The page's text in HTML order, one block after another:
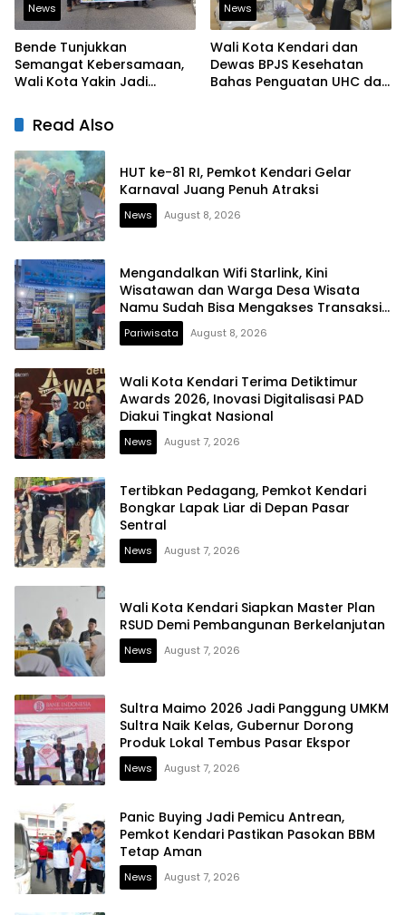
News
Bende Tunjukkan
Semangat Kebersamaan,
Wali Kota Yakin Jadi
Lain
News
Wali Kota Kendari dan
Dewas BPJS Kesehatan
Bahas Penguatan UHC dan
Read Also
HUT ke-81 RI, Pemkot Kendari Gelar
Karnaval Juang Penuh Atraksi
News August 8, 2026
Mengandalkan Wifi Starlink, Kini
Wisatawan dan Warga Desa Wisata
Namu Sudah Bisa Mengakses Transaksi
Digital
Pariwisata August 8, 2026
Wali Kota Kendari Terima Detiktimur
Awards 2026, Inovasi Digitalisasi PAD
Diakui Tingkat Nasional
News August 7, 2026
Tertibkan Pedagang, Pemkot Kendari
Bongkar Lapak Liar di Depan Pasar
Sentral
News August 7, 2026
Wali Kota Kendari Siapkan Master Plan
RSUD Demi Pembangunan Berkelanjutan
News August 7, 2026
Sultra Maimo 2026 Jadi Panggung UMKM
Sultra Naik Kelas, Gubernur Dorong
Produk Lokal Tembus Pasar Ekspor
News August 7, 2026
Panic Buying Jadi Pemicu Antrean,
Pemkot Kendari Pastikan Pasokan BBM
Tetap Aman
News August 7, 2026